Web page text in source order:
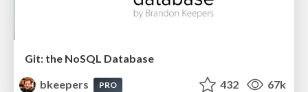
Git: the NoSQL Database
bkeepers
PRO 432 67k